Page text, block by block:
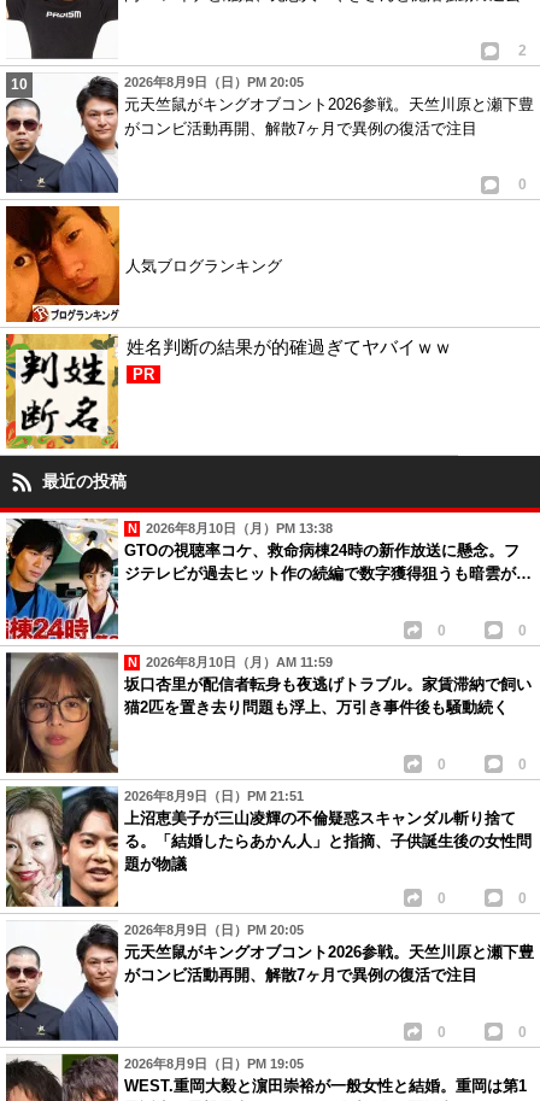
2
2026年8月9日（日）PM 20:05
元天竺鼠がキングオブコント2026参戦。天竺川原と瀬下豊
がコンビ活動再開、解散7ヶ月で異例の復活で注目
0
人気ブログランキング
姓名判断の結果が的確過ぎてヤバイｗｗ
PR
最近の投稿
2026年8月10日（月）PM 13:38
GTOの視聴率コケ、救命病棟24時の新作放送に懸念。フ
ジテレビが過去ヒット作の続編で数字獲得狙うも暗雲が…
0 0
2026年8月10日（月）AM 11:59
坂口杏里が配信者転身も夜逃げトラブル。家賃滞納で飼い
猫2匹を置き去り問題も浮上、万引き事件後も騒動続く
0 0
2026年8月9日（日）PM 21:51
上沼恵美子が三山凌輝の不倫疑惑スキャンダル斬り捨て
る。「結婚したらあかん人」と指摘、子供誕生後の女性問
題が物議
0 0
2026年8月9日（日）PM 20:05
元天竺鼠がキングオブコント2026参戦。天竺川原と瀬下豊
がコンビ活動再開、解散7ヶ月で異例の復活で注目
0 0
2026年8月9日（日）PM 19:05
WEST.重岡大毅と濵田崇裕が一般女性と結婚。重岡は第1